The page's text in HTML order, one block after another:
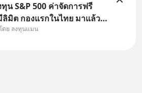
น S&P 500 ค่าจัดการฟรี
มิต กองแรกในไทย มาแล้ว..
นที่ออกแบบมาเพื่อแก้ Pain
ดย ลงทุนแมน